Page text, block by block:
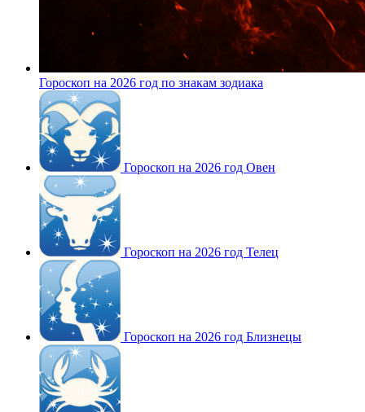
Гороскоп на 2026 год по знакам зодиака
Гороскоп на 2026 год Овен
Гороскоп на 2026 год Телец
Гороскоп на 2026 год Близнецы